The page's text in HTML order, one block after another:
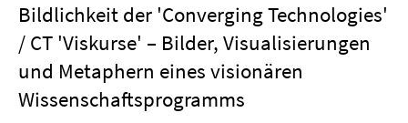
Bildlichkeit der 'Converging Technologies'
/ CT 'Viskurse' – Bilder, Visualisierungen
und Metaphern eines visionären
Wissenschaftsprogramms